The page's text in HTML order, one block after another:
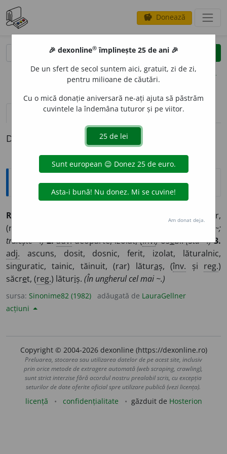
savings Donează
clear
opțiuni
definiții (1) pronunțievolume_up (50)
Definiția cu ID-ul 1029274:
Sinonime
RETR
izolat, singur, singuratic, solitar,
(rar) însingur
(Un om ~;
trăiește ~.) 2. adv.deoparte, izolat, (înv.)osebi.(Stă ~.) 3.
adj. ascuns, dosit, dosnic, ferit, izolat, lăturalnic,
singuratic, tainic, tăinuit, (rar) lăturaș, (înv. și reg.)
săcret, (reg.) lăturiș. (În ungherul cel mai ~.)
sursa: Sinonime82 (1982) adăugată de LauraGellner
acțiuni
Copyright © 2004-2026 dexonline (https://dexonline.ro)
Preluarea, stocarea sau utilizarea datelor de pe acest site, inclusiv
prin orice metode de extragere automată (web scraping, crawling),
sunt strict interzise fără acordul nostru prealabil scris, cu excepția
seturilor de date oferite oficial spre utilizare publică (vezi licența).
licență confidențialitate găzduit de Hosterion
🎉 dexonline® împlinește 25 de ani 🎉
De un sfert de secol suntem aici, gratuit, zi de zi,
pentru milioane de căutări.
Cu o mică donație aniversară ne-ați ajuta să păstrăm
cuvintele la îndemâna tuturor și pe viitor.
Am donat deja.